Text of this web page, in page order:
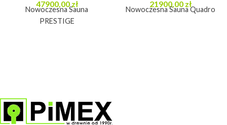
47900,00 zł
Nowoczesna Sauna
PRESTIGE
21900,00 zł
Nowoczesna Sauna Quadro